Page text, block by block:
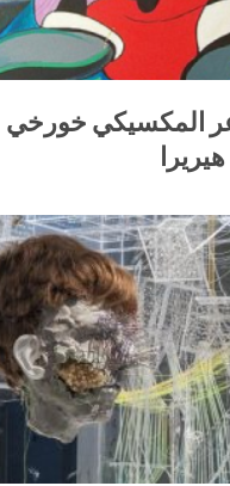
المكسيكي خورخي